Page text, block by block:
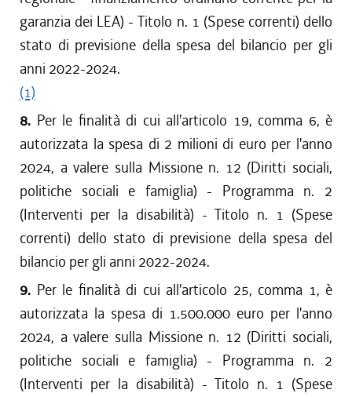
garanzia dei LEA) - Titolo n. 1 (Spese correnti) dello
stato di previsione della spesa del bilancio per gli
anni 2022-2024.
(1)
8. Per le finalità di cui all'articolo 19, comma 6, è
autorizzata la spesa di 2 milioni di euro per l'anno
2024, a valere sulla Missione n. 12 (Diritti sociali,
politiche sociali e famiglia) - Programma n. 2
(Interventi per la disabilità) - Titolo n. 1 (Spese
correnti) dello stato di previsione della spesa del
bilancio per gli anni 2022-2024.
9. Per le finalità di cui all'articolo 25, comma 1, è
autorizzata la spesa di 1.500.000 euro per l'anno
2024, a valere sulla Missione n. 12 (Diritti sociali,
politiche sociali e famiglia) - Programma n. 2
(Interventi per la disabilità) - Titolo n. 1 (Spese